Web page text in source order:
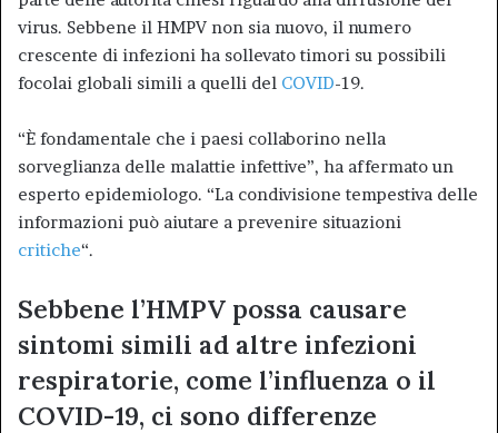
virus. Sebbene il HMPV non sia nuovo, il numero
crescente di infezioni ha sollevato timori su possibili
focolai globali simili a quelli del COVID-19.
“È fondamentale che i paesi collaborino nella
sorveglianza delle malattie infettive”, ha affermato un
esperto epidemiologo. “La condivisione tempestiva delle
informazioni può aiutare a prevenire situazioni
critiche“.
Sebbene l’HMPV possa causare
sintomi simili ad altre infezioni
respiratorie, come l’influenza o il
COVID-19, ci sono differenze